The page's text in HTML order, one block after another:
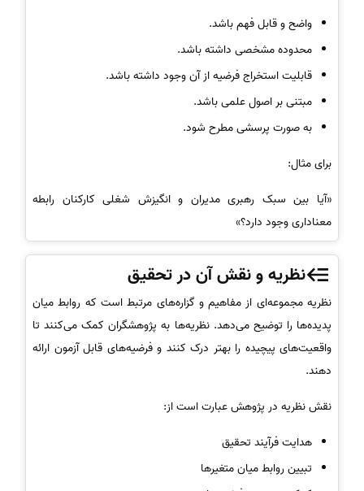
واضح و قابل فهم باشد.
محدوده مشخصی داشته باشد.
قابلیت استخراج فرضیه از آن وجود داشته باشد.
مبتنی بر اصول علمی باشد.
به صورت پرسشی مطرح شود.
برای مثال:
«آیا بین سبک رهبری مدیران و انگیزش شغلی کارکنان رابطه
معناداری وجود دارد؟»
نظریه و نقش آن در تحقیق
نظریه مجموعه‌ای از مفاهیم و گزاره‌های مرتبط است که روابط میان
پدیده‌ها را توضیح می‌دهد. نظریه‌ها به پژوهشگران کمک می‌کنند تا
واقعیت‌های پیچیده را بهتر درک کنند و فرضیه‌های قابل آزمون ارائه
دهند.
نقش نظریه در پژوهش عبارت است از:
هدایت فرآیند تحقیق
تبیین روابط میان متغیرها